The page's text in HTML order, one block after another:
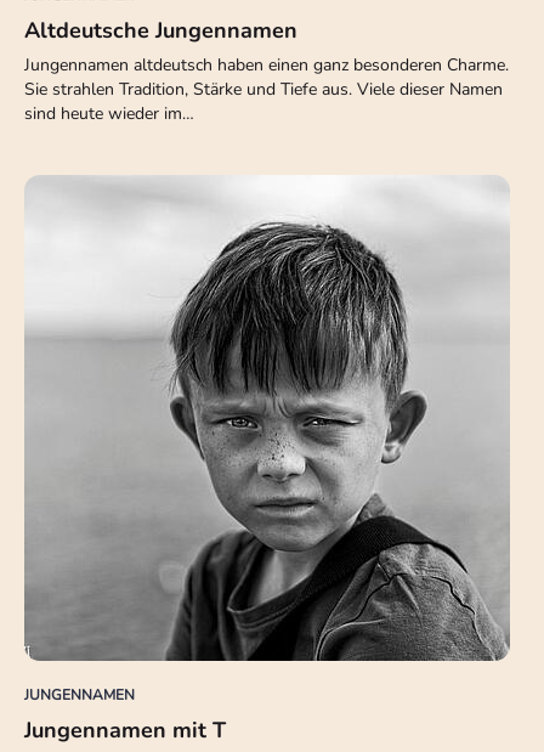
Altdeutsche Jungennamen
Jungennamen altdeutsch haben einen ganz besonderen Charme.
Sie strahlen Tradition, Stärke und Tiefe aus. Viele dieser Namen
sind heute wieder im…
JUNGENNAMEN
Jungennamen mit T